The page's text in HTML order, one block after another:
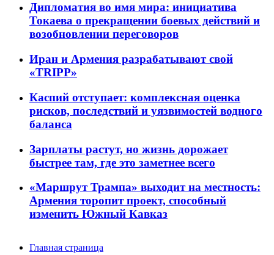
Дипломатия во имя мира: инициатива
Токаева о прекращении боевых действий и
возобновлении переговоров
Иран и Армения разрабатывают свой
«TRIPP»
Каспий отступает: комплексная оценка
рисков, последствий и уязвимостей водного
баланса
Зарплаты растут, но жизнь дорожает
быстрее там, где это заметнее всего
«Маршрут Трампа» выходит на местность:
Армения торопит проект, способный
изменить Южный Кавказ
Главная страница